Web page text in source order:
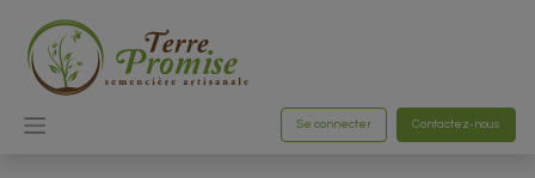
Se connecter Contactez-nous